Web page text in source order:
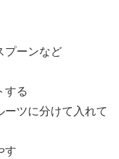
プーンなど
する
ーツに分けて入れて
す